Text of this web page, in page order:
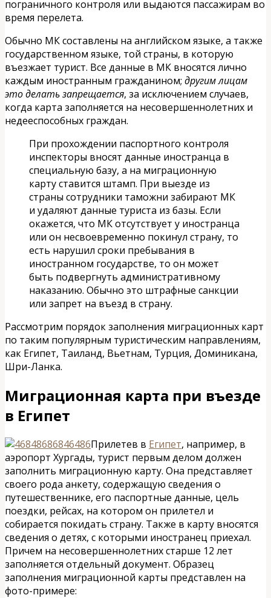
пограничного контроля или выдаются пассажирам во
время перелета.
Обычно МК составлены на английском языке, а также
государственном языке, той страны, в которую
въезжает турист. Все данные в МК вносятся лично
каждым иностранным гражданином; другим лицам
это делать запрещается, за исключением случаев,
когда карта заполняется на несовершеннолетних и
недееспособных граждан.
При прохождении паспортного контроля
инспекторы вносят данные иностранца в
специальную базу, а на миграционную
карту ставится штамп. При выезде из
страны сотрудники таможни забирают МК
и удаляют данные туриста из базы. Если
окажется, что МК отсутствует у иностранца
или он несвоевременно покинул страну, то
есть нарушил сроки пребывания в
иностранном государстве, то он может
быть подвергнуть административному
наказанию. Обычно это штрафные санкции
или запрет на въезд в страну.
Рассмотрим порядок заполнения миграционных карт
по таким популярным туристическим направлениям,
как Египет, Таиланд, Вьетнам, Турция, Доминикана,
Шри-Ланка.
Миграционная карта при въезде
в Египет
Прилетев в Египет, например, в
аэропорт Хургады, турист первым делом должен
заполнить миграционную карту. Она представляет
своего рода анкету, содержащую сведения о
путешественнике, его паспортные данные, цель
поездки, рейсах, на котором он прилетел и
собирается покидать страну. Также в карту вносятся
сведения о детях, с которыми иностранец приехал.
Причем на несовершеннолетних старше 12 лет
заполняется отдельный документ. Образец
заполнения миграционной карты представлен на
фото-примере: